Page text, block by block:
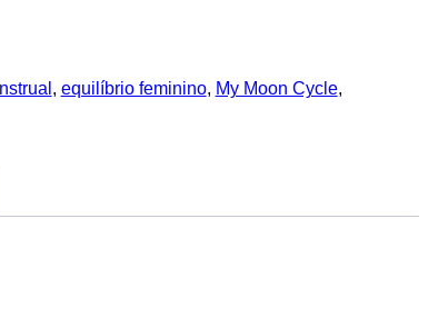
, equilíbrio feminino, My Moon Cycle,